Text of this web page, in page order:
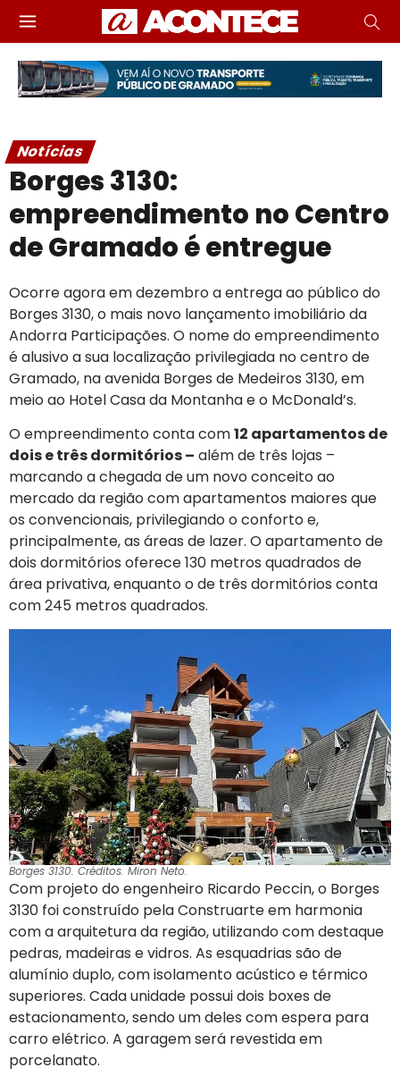
Notícias
Borges 3130:
empreendimento no Centro
de Gramado é entregue
Ocorre agora em dezembro a entrega ao público do
Borges 3130, o mais novo lançamento imobiliário da
Andorra Participações. O nome do empreendimento
é alusivo a sua localização privilegiada no centro de
Gramado, na avenida Borges de Medeiros 3130, em
meio ao Hotel Casa da Montanha e o McDonald’s.
O empreendimento conta com12 apartamentos de
dois e três dormitórios – além de três lojas –
marcando a chegada de um novo conceito ao
mercado da região com apartamentos maiores que
os convencionais, privilegiando o conforto e,
principalmente, as áreas de lazer. O apartamento de
dois dormitórios oferece 130 metros quadrados de
área privativa, enquanto o de três dormitórios conta
com 245 metros quadrados.
Borges 3130. Créditos. Miron Neto.
Com projeto do engenheiro Ricardo Peccin, o Borges
3130 foi construído pela Construarte em harmonia
com a arquitetura da região, utilizando com destaque
pedras, madeiras e vidros. As esquadrias são de
alumínio duplo, com isolamento acústico e térmico
superiores. Cada unidade possui dois boxes de
estacionamento, sendo um deles com espera para
carro elétrico. A garagem será revestida em
porcelanato.